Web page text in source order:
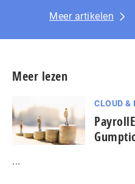
Meer artikelen
Meer lezen
CLOUD &
...